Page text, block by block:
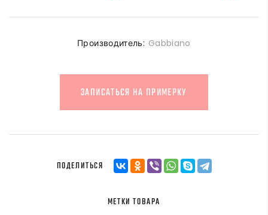
Производитель: Gabbiano
ЗАПИСАТЬСЯ НА ПРИМЕРКУ
ПОДЕЛИТЬСЯ
МЕТКИ ТОВАРА